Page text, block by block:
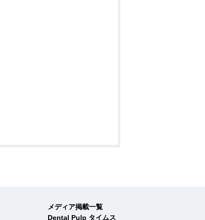
メディア掲載一覧
Dental Pulp タイムス